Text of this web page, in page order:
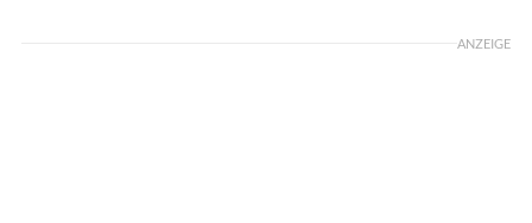
ANZEIGE